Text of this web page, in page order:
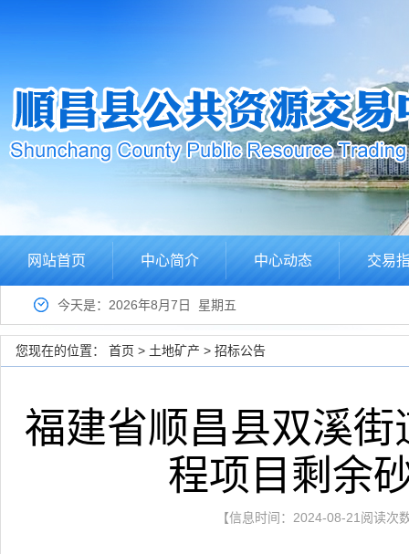
网站首页 中心简介 中心动态 交易
今天是：2026年8月7日 星期五
您现在的位置： 首页 > 土地矿产 > 招标公告
福建省顺昌县双溪
程项目剩余
【信息时间：2024-08-21阅读次